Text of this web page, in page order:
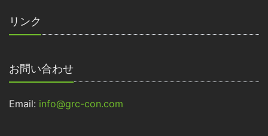
リンク
お問い合わせ
Email: info@grc-con.com